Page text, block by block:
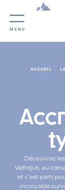
Panneau de gestion des
MENU
ACCUEIL
Découvrez
Valfréjus, au
et c’est parti
incroyable